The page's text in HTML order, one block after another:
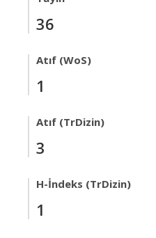
36
Atıf (WoS)
1
Atıf (TrDizin)
3
H-İndeks (TrDizin)
1